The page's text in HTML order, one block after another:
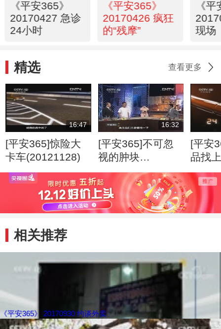
《平安365》
20170427 急诊
24小时
《平安365》
20170426 疯狂
的“残摩”
《
现场
精选 查看更多
16:47
[平安365]惊险大
卡车(20121128)
16:32
[平安365]不可忽
视的肿块
(20120807)
[平安
品找
相关推荐
《平安365》 20170930 约谈外卖